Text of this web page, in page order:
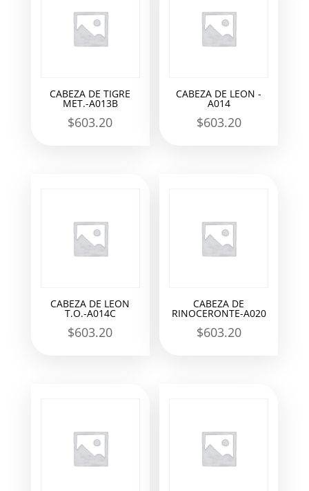
CABEZA DE TIGRE
MET.-A013B
$603.20
CABEZA DE LEON -
A014
$603.20
CABEZA DE LEON
T.O.-A014C
$603.20
CABEZA DE
RINOCERONTE-A020
$603.20